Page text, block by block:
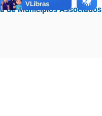
de Municípios Associados